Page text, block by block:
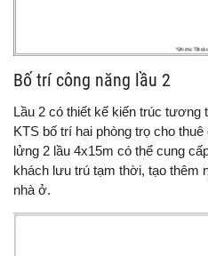
Bố trí công năng lầu 2
Lầu 2 có thiết kế kiến trúc
KTS bố trí hai phòng trọ cho
lửng 2 lầu 4x15m có thể cung
khách lưu trú tạm thời, tạo thêm
nhà ở.